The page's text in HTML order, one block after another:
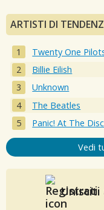
ARTISTI DI
Twenty One
Billie Eilish
Unknown
The Beatles
Panic! At The
Vedi
Unisciti